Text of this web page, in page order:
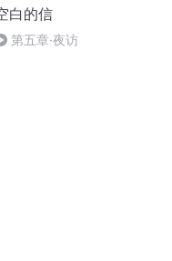
白的信
第五章·夜访